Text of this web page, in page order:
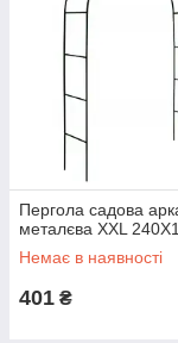
Пергола садова
металєва XXL
Немає в наявності
401 ₴